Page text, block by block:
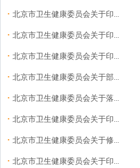
· 北京市卫生健康委员会关于印...
· 北京市卫生健康委员会关于印...
· 北京市卫生健康委员会关于印...
· 北京市卫生健康委员会关于部...
· 北京市卫生健康委员会关于落...
· 北京市卫生健康委员会关于印...
· 北京市卫生健康委员会关于修...
· 北京市卫生健康委员会关于印...